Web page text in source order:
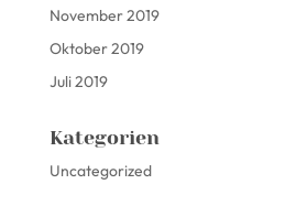
November 2019
Oktober 2019
Juli 2019
Kategorien
Uncategorized